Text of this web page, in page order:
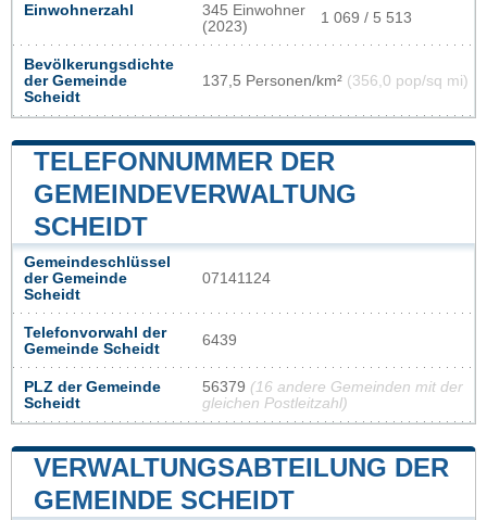
Einwohnerzahl
345 Einwohner
(2023)
1 069 / 5 513
Bevölkerungsdichte
der Gemeinde
Scheidt
137,5 Personen/km² (356,0 pop/sq mi)
TELEFONNUMMER DER
GEMEINDEVERWALTUNG
SCHEIDT
Gemeindeschlüssel
der Gemeinde
Scheidt
07141124
Telefonvorwahl der
Gemeinde Scheidt
6439
PLZ der Gemeinde
Scheidt
56379 (16 andere Gemeinden mit der
gleichen Postleitzahl)
VERWALTUNGSABTEILUNG DER
GEMEINDE SCHEIDT